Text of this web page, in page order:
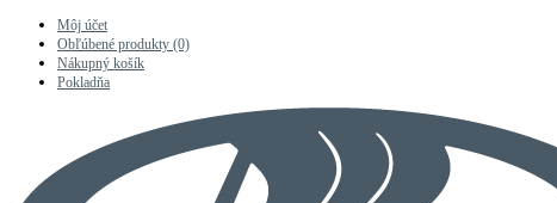
Môj účet
Obľúbené produkty (0)
Nákupný košík
Pokladňa